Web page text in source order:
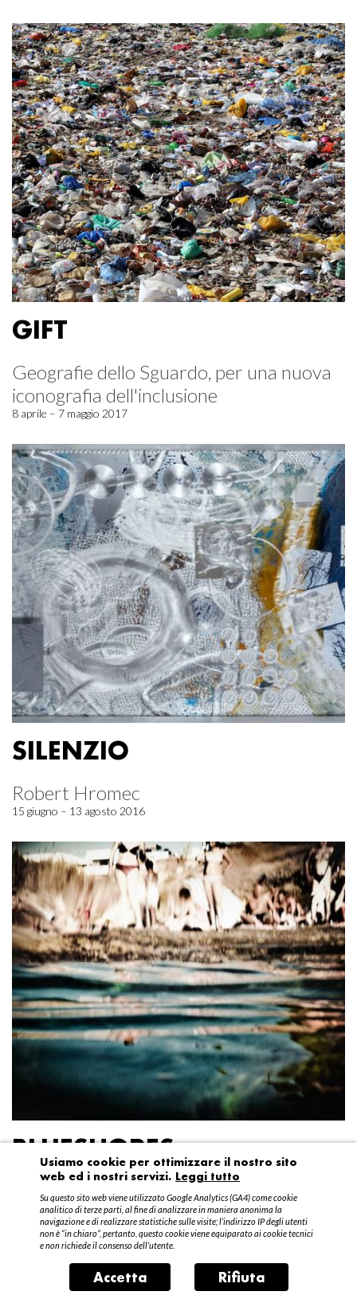
GIFT
Geografie dello Sguardo, per una nuova
iconografia dell'inclusione
8 aprile – 7 maggio 2017
SILENZIO
Robert Hromec
15 giugno – 13 agosto 2016
BLUESHORES
Federico Garibaldi
20 aprile – 15 maggio 2016
Usiamo cookie per ottimizzare il nostro sito
web ed i nostri servizi. Leggi tutto
Su questo sito web viene utilizzato Google Analytics (GA4) come cookie
analitico di terze parti, al fine di analizzare in maniera anonima la
navigazione e di realizzare statistiche sulle visite; l’indirizzo IP degli utenti
non è “in chiaro”, pertanto, questo cookie viene equiparato ai cookie tecnici
e non richiede il consenso dell’utente.
Accetta Rifiuta